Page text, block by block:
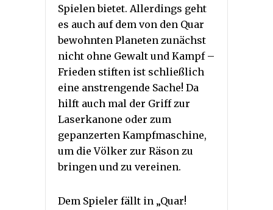
Spielen bietet. Allerdings geht
es auch auf dem von den Quar
bewohnten Planeten zunächst
nicht ohne Gewalt und Kampf –
Frieden stiften ist schließlich
eine anstrengende Sache! Da
hilft auch mal der Griff zur
Laserkanone oder zum
gepanzerten Kampfmaschine,
um die Völker zur Räson zu
bringen und zu vereinen.
Dem Spieler fällt in „Quar!